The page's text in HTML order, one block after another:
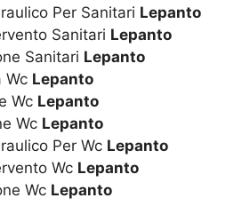
Per Sanitari Lepanto
Sanitari Lepanto
Sanitari Lepanto
Wc Lepanto
Wc Lepanto
Wc Lepanto
Per Wc Lepanto
Wc Lepanto
Wc Lepanto